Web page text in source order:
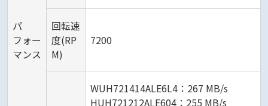
パ
フォー
マンス
回転速
度(RP
M)
7200
WUH721414ALE6L4：267 MB/s
HUH721212ALE604：255 MB/s